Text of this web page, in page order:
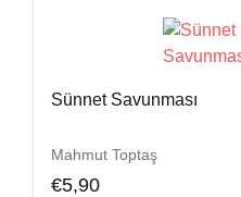
Sünnet Savunması
Mahmut Toptaş
€5,90